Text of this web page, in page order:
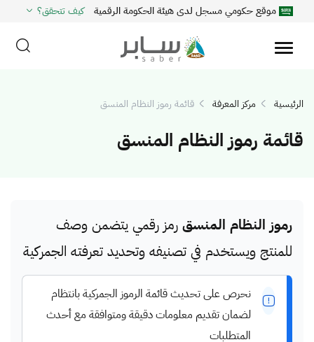
موقع حكومي مسجل لدى هيئة الحكومة الرقمية كيف تتحقق؟
الرئيسية مركز المعرفة قائمة رموز النظام المنسق
قائمة رموز النظام المنسق
رموز النظام المنسق رمز رقمي يتضمن وصف
للمنتج ويستخدم في تصنيفه وتحديد تعرفته الجمركية
نحرص على تحديث قائمة الرموز الجمركية بانتظام
لضمان تقديم معلومات دقيقة ومتوافقة مع أحدث
المتطلبات